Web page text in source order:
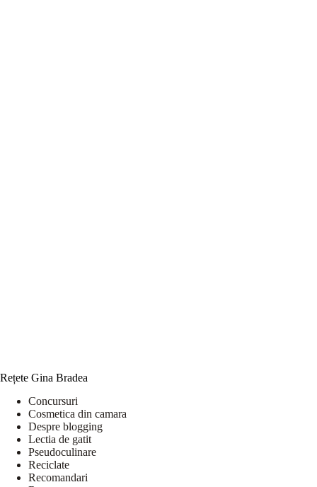
Rețete Gina Bradea
Concursuri
Cosmetica din camara
Despre blogging
Lectia de gatit
Pseudoculinare
Reciclate
Recomandari